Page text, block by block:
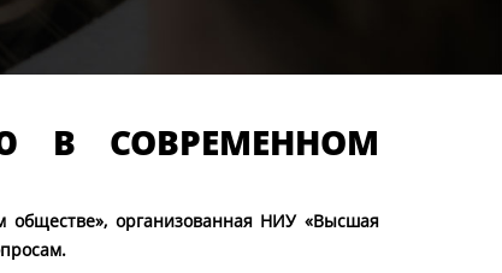
В СОВРЕМЕННОМ
обществе», организованная НИУ «Высшая